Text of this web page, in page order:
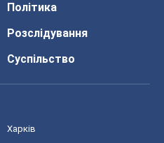
Політика
Розслідування
Суспільство
Харків